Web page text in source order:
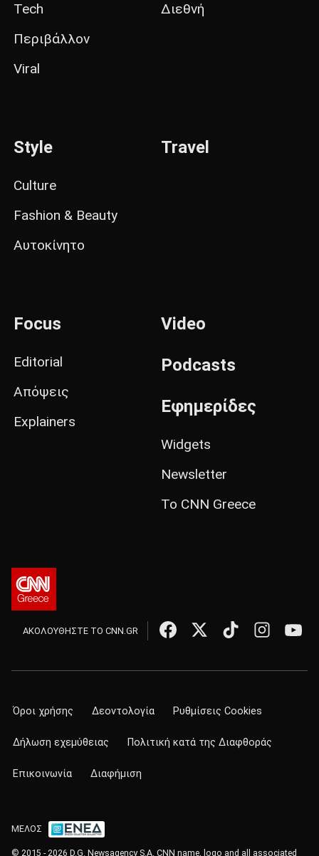
Tech
Περιβάλλον
Viral
Διεθνή
Style
Culture
Fashion & Beauty
Αυτοκίνητο
Travel
Focus
Editorial
Απόψεις
Explainers
Video
Podcasts
Εφημερίδες
Widgets
Newsletter
Το CNN Greece
ΑΚΟΛΟΥΘΗΣΤΕ ΤΟ CNN.GR
Όροι χρήσης Δεοντολογία Ρυθμίσεις Cookies
Δήλωση εχεμύθειας Πολιτική κατά της Διαφθοράς
Επικοινωνία Διαφήμιση
ΜΕΛΟΣ
© 2015 - 2026 D.G. Newsagency S.A. CNN name, logo and all associated